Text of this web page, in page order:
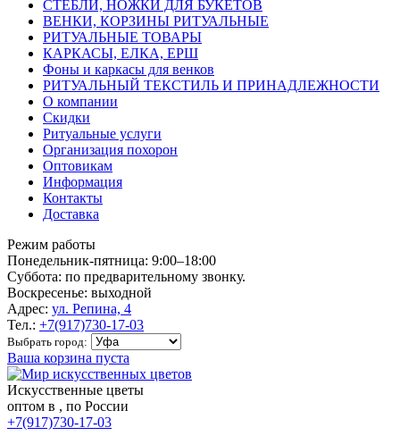
СТЕБЛИ, НОЖКИ ДЛЯ БУКЕТОВ
ВЕНКИ, КОРЗИНЫ РИТУАЛЬНЫЕ
РИТУАЛЬНЫЕ ТОВАРЫ
КАРКАСЫ, ЕЛКА, ЕРШ
Фоны и каркасы для венков
РИТУАЛЬНЫЙ ТЕКСТИЛЬ И ПРИНАДЛЕЖНОСТИ
О компании
Скидки
Ритуальные услуги
Организация похорон
Оптовикам
Информация
Контакты
Доставка
Режим работы
Понедельник-пятница: 9:00–18:00
Суббота: по предварительному звонку.
Воскресенье: выходной
Адрес: ул. Репина, 4
Тел.: +7(917)730-17-03
Выбрать город:
Ваша корзина пуста
Искусственные цветы
оптом в , по России
+7(917)730-17-03